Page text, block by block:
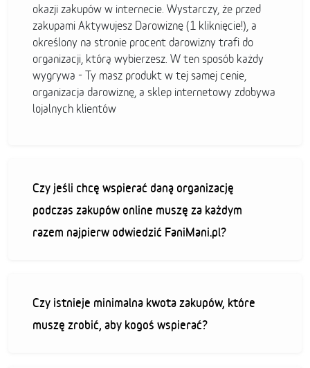
okazji zakupów w internecie. Wystarczy, że przed
zakupami Aktywujesz Darowiznę (1 kliknięcie!), a
określony na stronie procent darowizny trafi do
organizacji, którą wybierzesz. W ten sposób każdy
wygrywa - Ty masz produkt w tej samej cenie,
organizacja darowiznę, a sklep internetowy zdobywa
lojalnych klientów
Czy jeśli chcę wspierać daną organizację
podczas zakupów online muszę za każdym
razem najpierw odwiedzić FaniMani.pl?
Czy istnieje minimalna kwota zakupów, które
muszę zrobić, aby kogoś wspierać?